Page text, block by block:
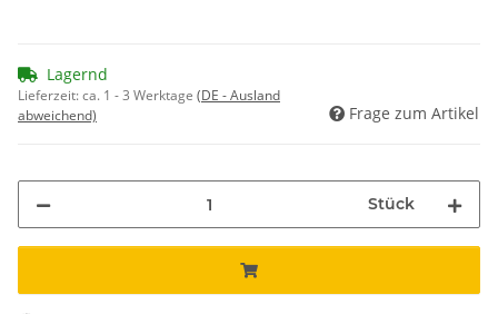
Lagernd
Lieferzeit:ca. 1 - 3 Werktage (DE - Ausland
abweichend)
Frage zum Artikel
Stück